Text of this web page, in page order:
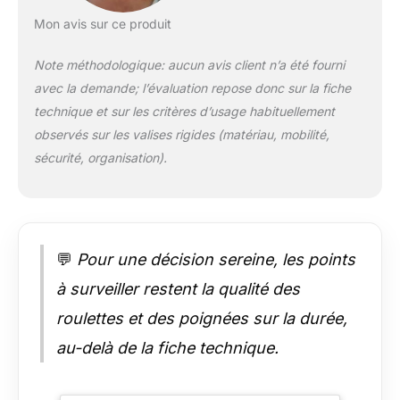
sécurité de vos
permettre au
personnel de la TSA
d'inspecter vos
à coque dure de
marque de luxe
d'entrée, protégeant
les dents en
caoutchouc de la
déformation et du
vous offrira une
Mon avis sur ce produit
Note méthodologique: aucun avis client n’a été fourni
avec la demande; l’évaluation repose donc sur la fiche
technique et sur les critères d’usage habituellement
observés sur les valises rigides (matériau, mobilité,
sécurité, organisation).
💬 Pour une décision sereine, les points
à surveiller restent la qualité des
roulettes et des poignées sur la durée,
au-delà de la fiche technique.